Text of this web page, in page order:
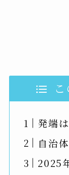
発端
自治
2025